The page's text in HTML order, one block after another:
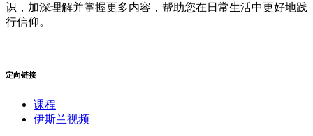
识，加深理解并掌握更多内容，帮助您在日常生活中更好地践
行信仰。
定向链接
课程
伊斯兰视频